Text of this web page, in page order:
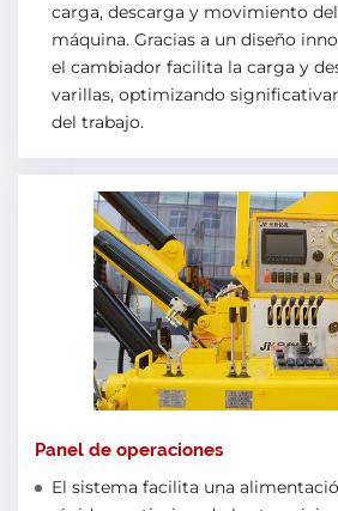
carga, descarga y movimiento
máquina. Gracias a un diseño
el cambiador facilita la carga y
varillas, optimizando
del trabajo.
Panel de operaciones
El sistema facilita una